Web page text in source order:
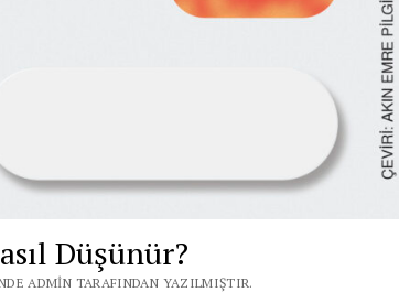
Düşünür?
ADMIN TARAFINDAN YAZILMIŞTIR.